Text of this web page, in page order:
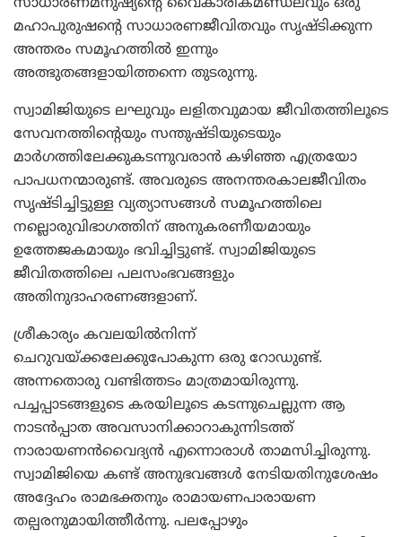
മഹാപുരുഷന്റെ സാധാരണജീവിതവും സൃഷ്ടിക്കുന്ന
അന്തരം സമൂഹത്തില്‍ ഇന്നും
അത്ഭുതങ്ങളായിത്തന്നെ തുടരുന്നു.
സ്വാമിജിയുടെ ലഘുവും ലളിതവുമായ ജീവിതത്തിലൂടെ
സേവനത്തിന്റെയും സന്തുഷ്ടിയുടെയും
മാര്‍ഗത്തിലേക്കുകടന്നുവരാന്‍ കഴിഞ്ഞ എത്രയോ
പാപധനന്മാരുണ്ട്. അവരുടെ അനന്തരകാലജീവിതം
സൃഷ്ടിച്ചിട്ടുള്ള വ്യത്യാസങ്ങള്‍ സമൂഹത്തിലെ
നല്ലൊരുവിഭാഗത്തിന് അനുകരണീയമായും
ഉത്തേജകമായും ഭവിച്ചിട്ടുണ്ട്. സ്വാമിജിയുടെ
ജീവിതത്തിലെ പലസംഭവങ്ങളും
അതിനുദാഹരണങ്ങളാണ്.
ശ്രീകാര്യം കവലയില്‍നിന്ന്
ചെറുവയ്ക്കലേക്കുപോകുന്ന ഒരു റോഡുണ്ട്.
അന്നതൊരു വണ്ടിത്തടം മാത്രമായിരുന്നു.
പച്ചപ്പാടങ്ങളുടെ കരയിലൂടെ കടന്നുചെല്ലുന്ന ആ
നാടന്‍പ്പാത അവസാനിക്കാറാകുന്നിടത്ത്
നാരായണന്‍വൈദ്യന്‍ എന്നൊരാള്‍ താമസിച്ചിരുന്നു.
സ്വാമിജിയെ കണ്ട് അനുഭവങ്ങള്‍ നേടിയതിനുശേഷം
അദ്ദേഹം രാമഭക്തനും രാമായണപാരായണ
തല്പരനുമായിത്തീര്‍ന്നു. പലപ്പോഴും